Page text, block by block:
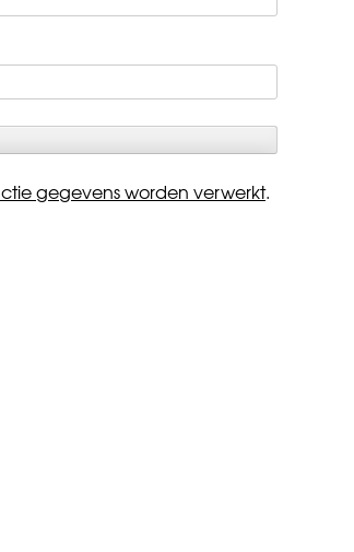
gegevens worden verwerkt.